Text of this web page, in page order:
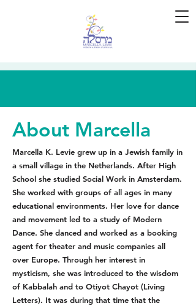
About Marcella
Marcella K. Levie grew up in a Jewish family in
a small village in the Netherlands. After High
School she studied Social Work in Amsterdam.
She worked with groups of all ages in many
educational environments. Her love for dance
and movement led to a study of Modern
Dance. She danced and worked as a booking
agent for theater and music companies all
over Europe. Through her interest in
mysticism, she was introduced to the wisdom
of Kabbalah and to Otiyot Chayot (Living
Letters). It was during that time that the